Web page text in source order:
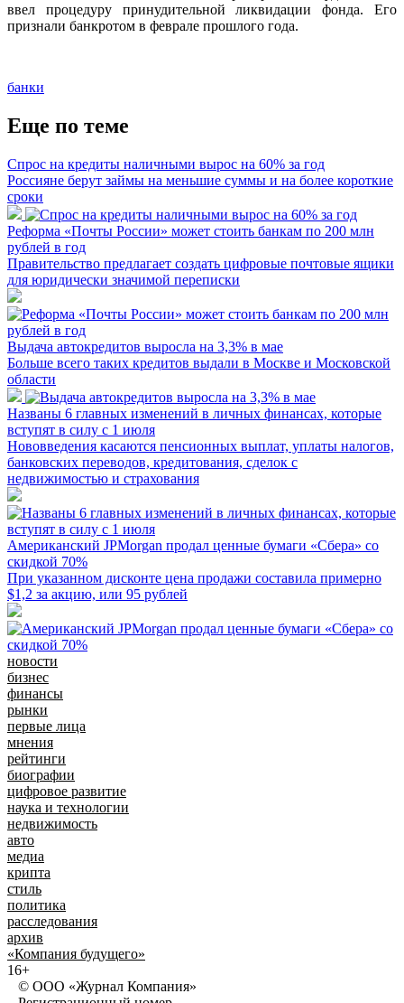
ввел процедуру принудительной ликвидации фонда. Его
признали банкротом в феврале прошлого года.
банки
Еще по теме
Спрос на кредиты наличными вырос на 60% за год
Россияне берут займы на меньшие суммы и на более короткие
сроки
Реформа «Почты России» может стоить банкам по 200 млн
рублей в год
Правительство предлагает создать цифровые почтовые ящики
для юридически значимой переписки
Выдача автокредитов выросла на 3,3% в мае
Больше всего таких кредитов выдали в Москве и Московской
области
Названы 6 главных изменений в личных финансах, которые
вступят в силу с 1 июля
Нововведения касаются пенсионных выплат, уплаты налогов,
банковских переводов, кредитования, сделок с
недвижимостью и страхования
Американский JPMorgan продал ценные бумаги «Сбера» со
скидкой 70%
При указанном дисконте цена продажи составила примерно
$1,2 за акцию, или 95 рублей
новости
бизнес
финансы
рынки
первые лица
мнения
рейтинги
биографии
цифровое развитие
наука и технологии
недвижимость
авто
медиа
крипта
стиль
политика
расследования
архив
«Компания будущего»
16+
© ООО «Журнал Компания»